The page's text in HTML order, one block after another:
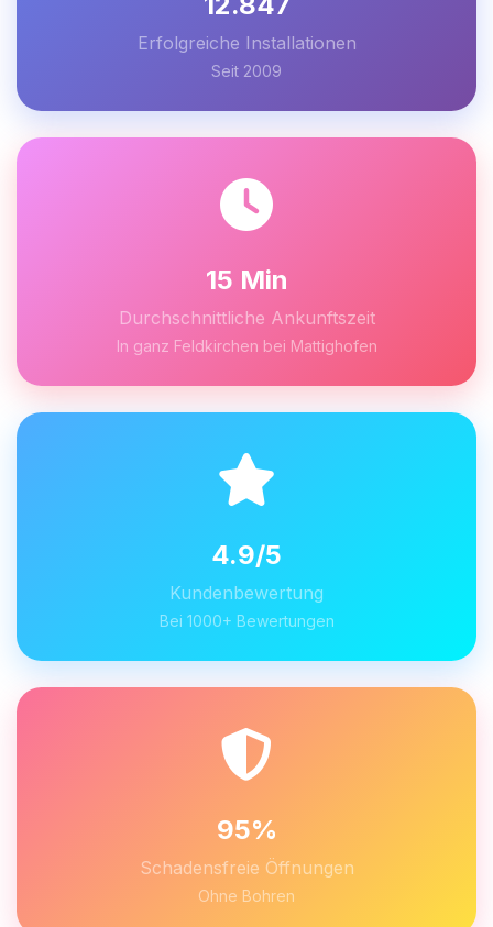
Erfolgreiche Installationen
Seit 2009
15 Min
Durchschnittliche Ankunftszeit
In ganz Feldkirchen bei Mattighofen
4.9/5
Kundenbewertung
Bei 1000+ Bewertungen
95%
Schadensfreie Öffnungen
Ohne Bohren